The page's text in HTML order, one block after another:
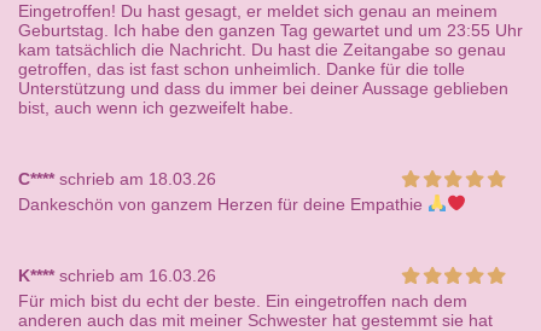
Eingetroffen! Du hast gesagt, er meldet sich genau an meinem
Geburtstag. Ich habe den ganzen Tag gewartet und um 23:55 Uhr
kam tatsächlich die Nachricht. Du hast die Zeitangabe so genau
getroffen, das ist fast schon unheimlich. Danke für die tolle
Unterstützung und dass du immer bei deiner Aussage geblieben
bist, auch wenn ich gezweifelt habe.
C****schrieb am 18.03.26
Dankeschön von ganzem Herzen für deine Empathie
K****schrieb am 16.03.26
Für mich bist du echt der beste. Ein eingetroffen nach dem
anderen auch das mit meiner Schwester hat gestemmt sie hat